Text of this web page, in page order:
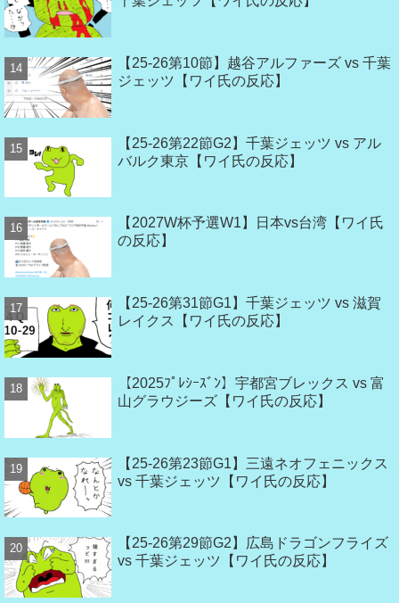
【25-26第10節】越谷アルファーズ vs 千葉
ジェッツ【ワイ氏の反応】
【25-26第22節G2】千葉ジェッツ vs アル
バルク東京【ワイ氏の反応】
【2027W杯予選W1】日本vs台湾【ワイ氏
の反応】
【25-26第31節G1】千葉ジェッツ vs 滋賀
レイクス【ワイ氏の反応】
【2025ﾌﾟﾚｼｰｽﾞﾝ】宇都宮ブレックス vs 富
山グラウジーズ【ワイ氏の反応】
【25-26第23節G1】三遠ネオフェニックス
vs 千葉ジェッツ【ワイ氏の反応】
【25-26第29節G2】広島ドラゴンフライズ
vs 千葉ジェッツ【ワイ氏の反応】